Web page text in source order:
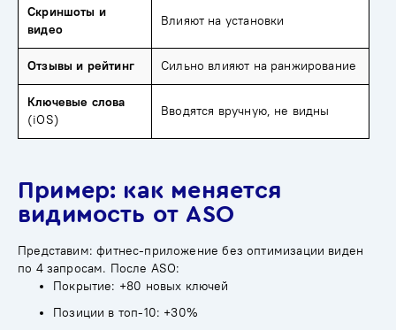
Скриншоты и
видео
Влияют на установки
Отзывы и рейтинг Сильно влияют на ранжирование
Ключевые слова
(iOS)
Вводятся вручную, не видны
Пример: как меняется
видимость от ASO
Представим: фитнес-приложение без оптимизации виден
по 4 запросам. После ASO:
Покрытие: +80 новых ключей
Позиции в топ-10: +30%